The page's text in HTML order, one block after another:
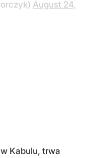
August 24,
Kabulu, trwa